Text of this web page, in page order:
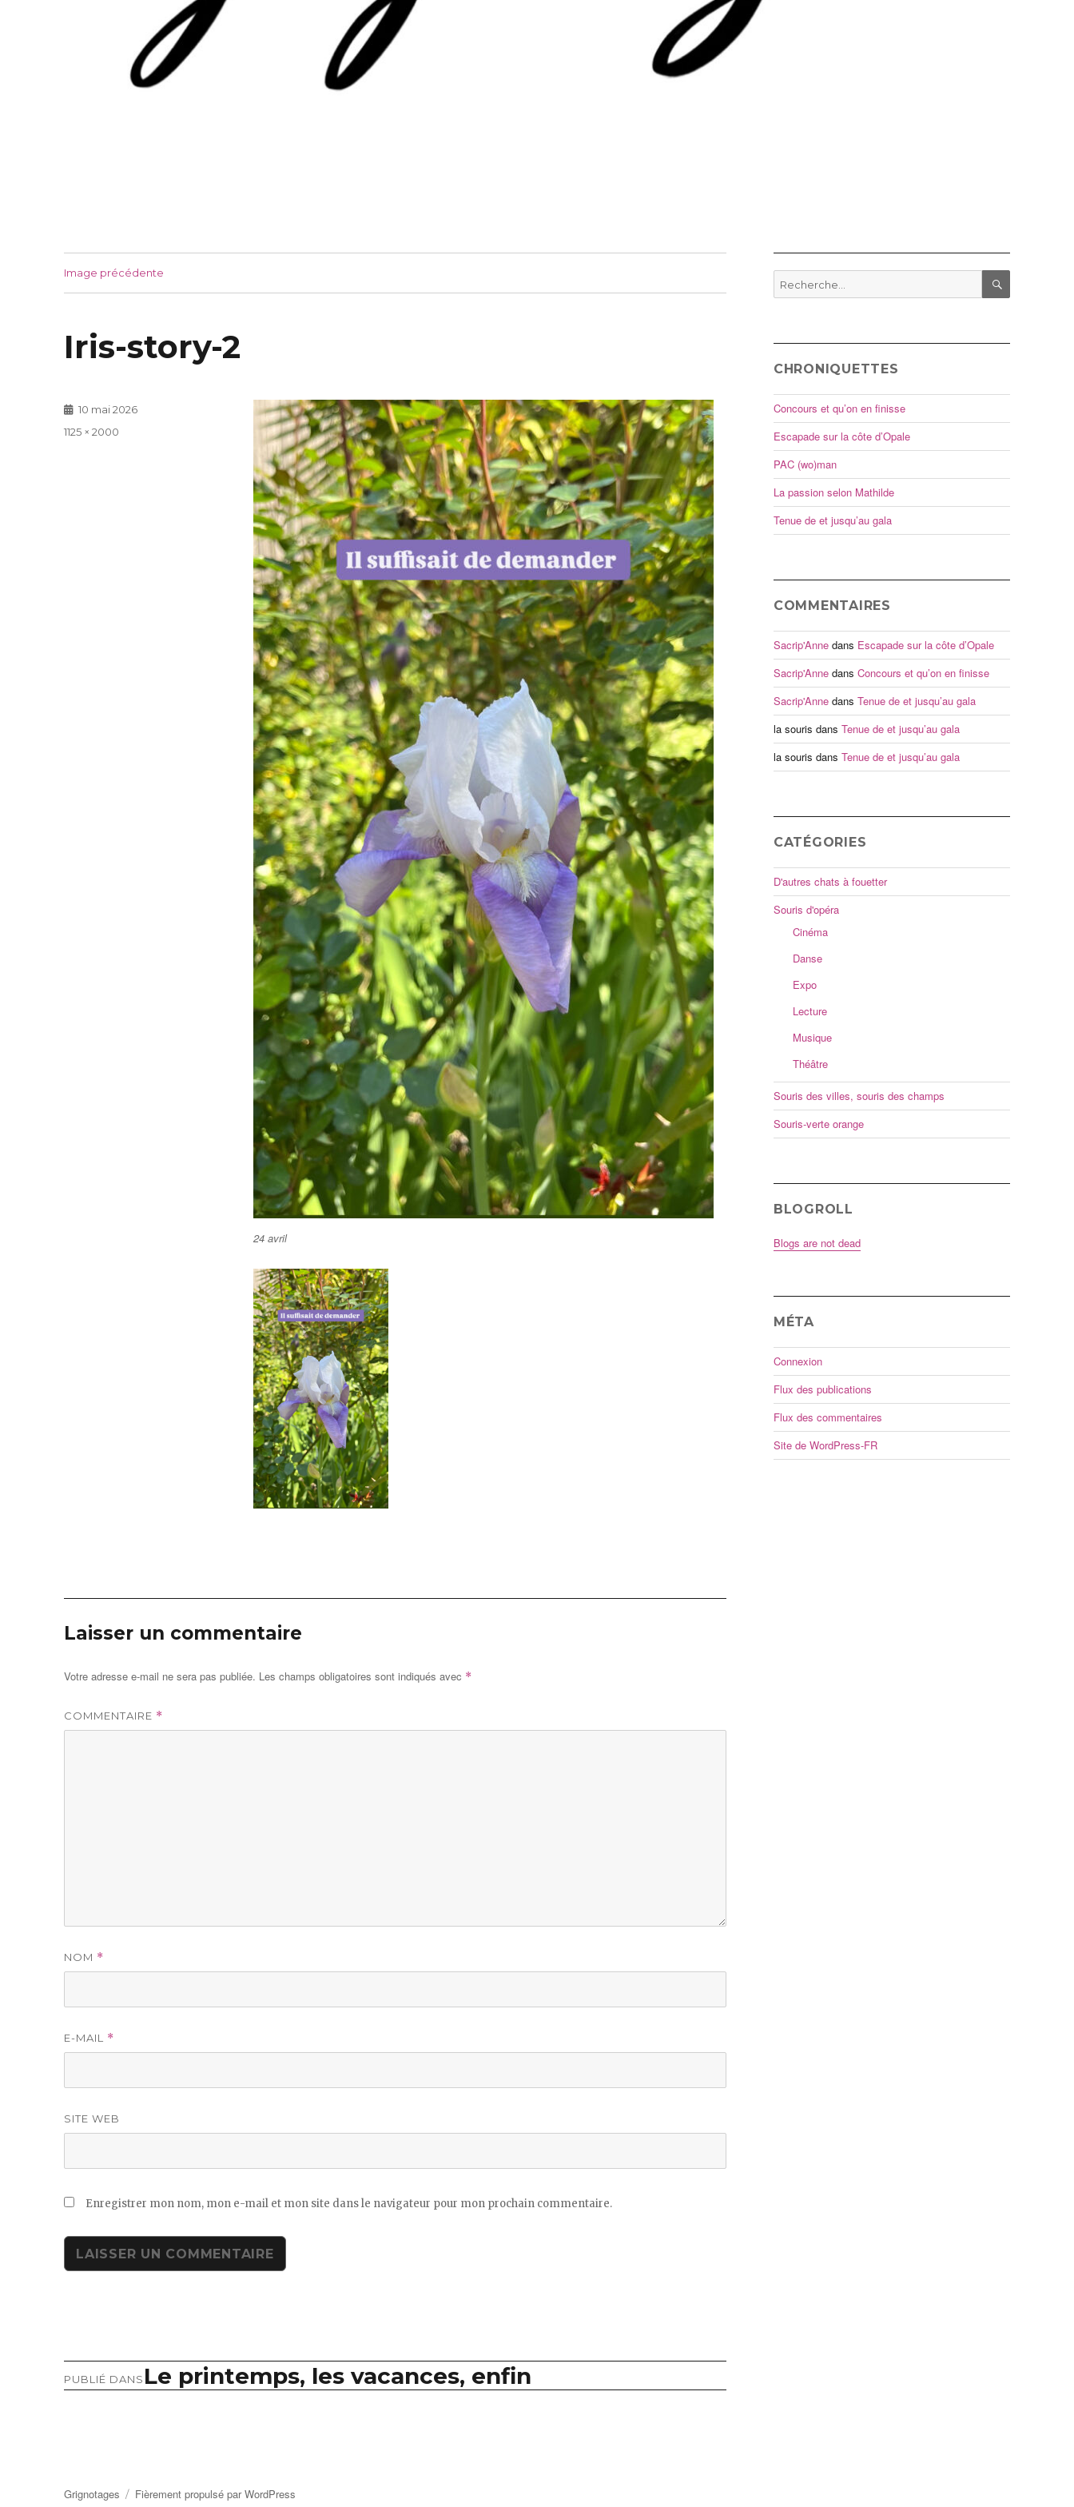
Image précédente
Iris-story-2
24 avril
Publié
10 mai 2026
Taille
1125 × 2000
Laisser un commentaire
Votre adresse e-mail ne sera pas publiée. Les champs obligatoires sont indiqués avec *
COMMENTAIRE *
NOM *
E-MAIL *
SITE WEB
Enregistrer mon nom, mon e-mail et mon site dans le navigateur pour mon prochain commentaire.
Navigation
PUBLIÉ DANS Le printemps, les vacances, enfin
Recherche
pour
RECHERCHE
CHRONIQUETTES
Concours et qu’on en finisse
Escapade sur la côte d’Opale
PAC (wo)man
La passion selon Mathilde
Tenue de et jusqu’au gala
COMMENTAIRES
Sacrip'Annedans Escapade sur la côte d’Opale
Sacrip'Annedans Concours et qu’on en finisse
Sacrip'Annedans Tenue de et jusqu’au gala
la souris dans Tenue de et jusqu’au gala
la souris dans Tenue de et jusqu’au gala
CATÉGORIES
D'autres chats à fouetter
Souris d'opéra
Cinéma
Danse
Expo
Lecture
Musique
Théâtre
Souris des villes, souris des champs
Souris-verte orange
BLOGROLL
Blogs are not dead
MÉTA
Connexion
Flux des publications
Flux des commentaires
Site de WordPress-FR
Grignotages Fièrement propulsé par WordPress